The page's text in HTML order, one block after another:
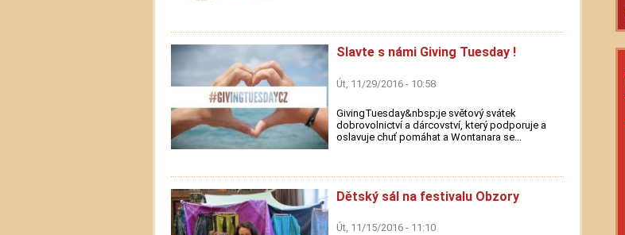
Slavte s námi Giving Tuesday !
Út, 11/29/2016 - 10:58
GivingTuesday&nbsp;je světový svátek
dobrovolnictví a dárcovství, který podporuje a
oslavuje chuť pomáhat a Wontanara se...
Dětský sál na festivalu Obzory
Út, 11/15/2016 - 11:10